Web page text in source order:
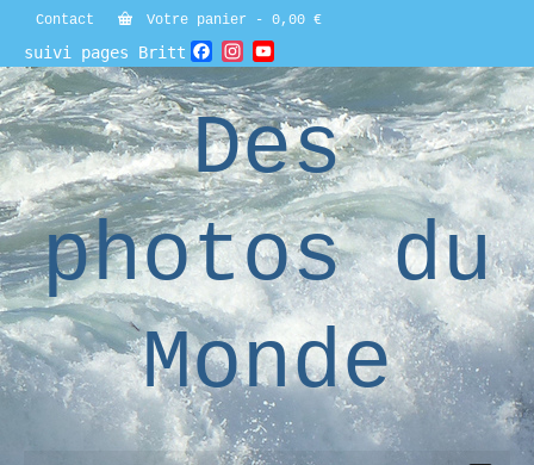
Contact Votre panier - 0,00 €
suivi pages Britt Facebook
Instagram
Channel
Des
photos du
Monde